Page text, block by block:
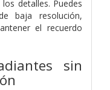
detalles. Puedes
baja resolución,
el recuerdo
sin